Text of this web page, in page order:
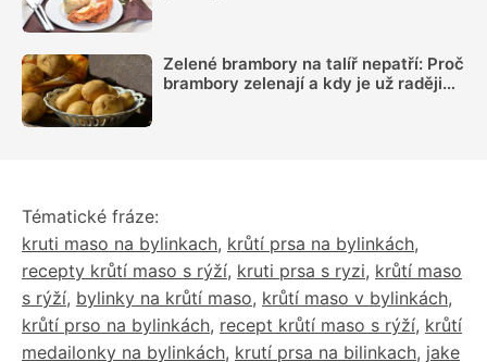
Zelené brambory na talíř nepatří: Proč
brambory zelenají a kdy je už raději
Tématické fráze:
kruti maso na bylinkach, krůtí prsa na bylinkách,
recepty krůtí maso s rýží, kruti prsa s ryzi, krůtí maso
s rýží, bylinky na krůtí maso, krůtí maso v bylinkách,
krůtí prso na bylinkách, recept krůtí maso s rýží, krůtí
medailonky na bylinkách, krutí prsa na bilinkach, jake